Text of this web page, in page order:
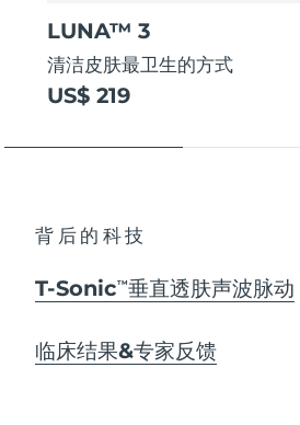
LUNA™ 3
清洁皮肤最卫生的方式
US$ 219
背后的科技
T-SonicTM 垂直透肤声波脉动
临床结果&专家反馈